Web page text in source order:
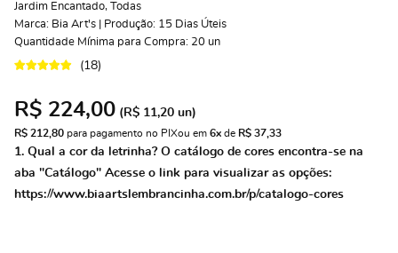
Jardim Encantado, Todas
Marca: Bia Art's | Produção: 15 Dias Úteis
Quantidade Mínima para Compra: 20 un
(18)
R$ 224,00 (R$ 11,20 un)
R$ 212,80 para pagamento no PIXou em 6x de R$ 37,33
1. Qual a cor da letrinha? O catálogo de cores encontra-se na
aba "Catálogo" Acesse o link para visualizar as opções:
https://www.biaartslembrancinha.com.br/p/catalogo-cores